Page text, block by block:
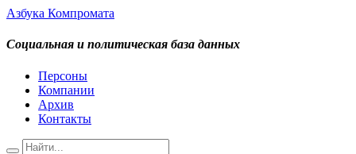
Азбука Компромата
Социальная и политическая база данных
Персоны
Компании
Архив
Контакты